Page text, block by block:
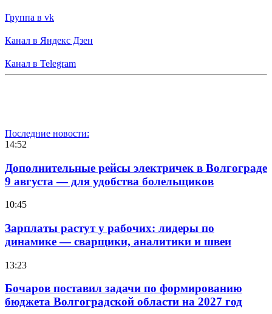
Группа в vk
Канал в Яндекс Дзен
Канал в Telegram
Последние новости:
14:52
Дополнительные рейсы электричек в Волгограде
9 августа — для удобства болельщиков
10:45
Зарплаты растут у рабочих: лидеры по
динамике — сварщики, аналитики и швеи
13:23
Бочаров поставил задачи по формированию
бюджета Волгоградской области на 2027 год